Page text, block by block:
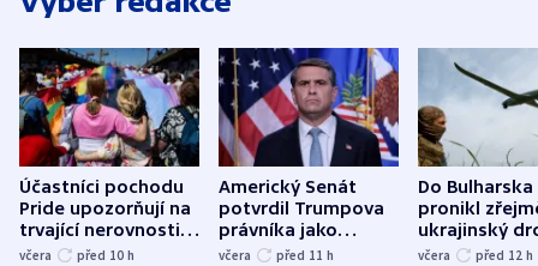
Účastníci pochodu
Pride upozorňují na
trvající nerovnosti i
společenskou
včera před 10 h
Americký Senát
potvrdil Trumpova
právníka jako
ministra
včera před 11 h
Do Bulharska
pronikl
ukrajinský
explodoval
včera před 12 h